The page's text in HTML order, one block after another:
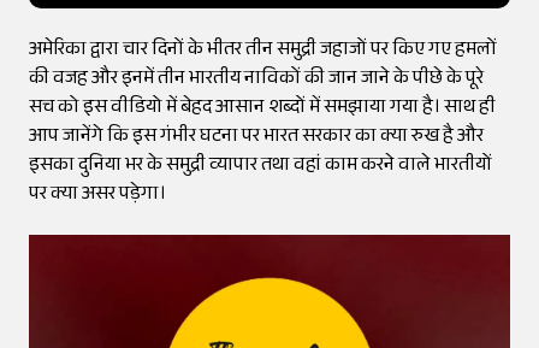
अमेरिका द्वारा चार दिनों के भीतर तीन समुद्री जहाजों पर किए गए हमलों
की वजह और इनमें तीन भारतीय नाविकों की जान जाने के पीछे के पूरे
सच को इस वीडियो में बेहद आसान शब्दों में समझाया गया है। साथ ही
आप जानेंगे कि इस गंभीर घटना पर भारत सरकार का क्या रुख है और
इसका दुनिया भर के समुद्री व्यापार तथा वहां काम करने वाले भारतीयों
पर क्या असर पड़ेगा।